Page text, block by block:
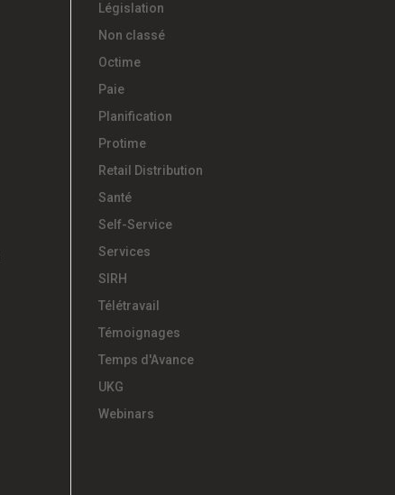
Législation
Non classé
Octime
Paie
Planification
Protime
Retail Distribution
Santé
Self-Service
Services
SIRH
Télétravail
Témoignages
Temps d'Avance
UKG
Webinars